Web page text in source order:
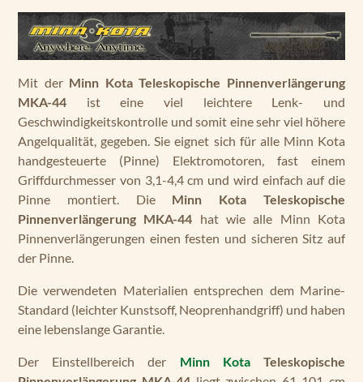
Mit der Minn Kota Teleskopische Pinnenverlängerung
MKA-44 ist eine viel leichtere Lenk- und
Geschwindigkeitskontrolle und somit eine sehr viel höhere
Angelqualität, gegeben. Sie eignet sich für alle Minn Kota
handgesteuerte (Pinne) Elektromotoren, fast einem
Griffdurchmesser von 3,1-4,4 cm und wird einfach auf die
Pinne montiert. Die Minn Kota Teleskopische
Pinnenverlängerung MKA-44 hat wie alle Minn Kota
Pinnenverlängerungen einen festen und sicheren Sitz auf
der Pinne.
Die verwendeten Materialien entsprechen dem Marine-
Standard (leichter Kunstsoff, Neoprenhandgriff) und haben
eine lebenslange Garantie.
Der Einstellbereich der Minn KotaTeleskopische